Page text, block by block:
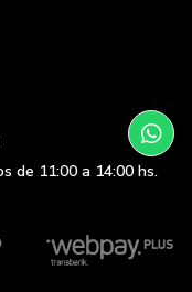
de 11:00 a 14:00 hs.